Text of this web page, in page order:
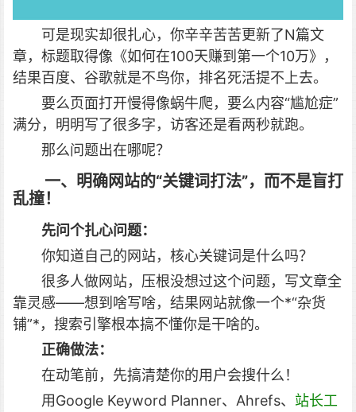
可是现实却很扎心，你辛辛苦苦更新了N篇文
章，标题取得像《如何在100天赚到第一个10万》，
结果百度、谷歌就是不鸟你，排名死活提不上去。
要么页面打开慢得像蜗牛爬，要么内容“尴尬症”
满分，明明写了很多字，访客还是看两秒就跑。
那么问题出在哪呢？
一、明确网站的“关键词打法”，而不是盲打
乱撞！
先问个扎心问题：
你知道自己的网站，核心关键词是什么吗？
很多人做网站，压根没想过这个问题，写文章全
靠灵感——想到啥写啥，结果网站就像一个*“杂货
铺”*，搜索引擎根本搞不懂你是干啥的。
正确做法：
在动笔前，先搞清楚你的用户会搜什么！
用Google Keyword Planner、Ahrefs、 站长工